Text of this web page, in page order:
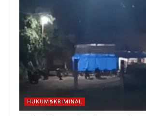
HUKUM&KRIMINAL